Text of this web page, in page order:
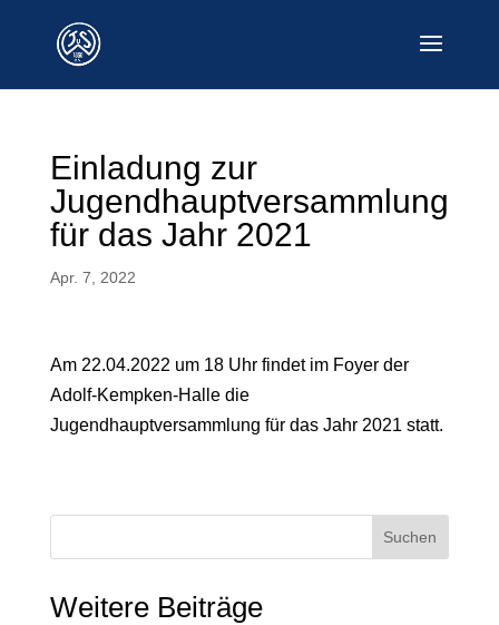
Einladung zur
Jugendhauptversammlung
für das Jahr 2021
Apr. 7, 2022
Am 22.04.2022 um 18 Uhr findet im Foyer der
Adolf-Kempken-Halle die
Jugendhauptversammlung für das Jahr 2021 statt.
Suchen
Weitere Beiträge